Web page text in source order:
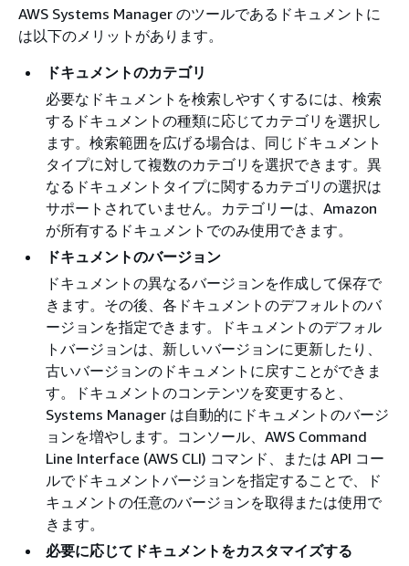
AWS Systems Manager のツールであるドキュメントに
は以下のメリットがあります。
ドキュメントのカテゴリ
必要なドキュメントを検索しやすくするには、検索
するドキュメントの種類に応じてカテゴリを選択し
ます。検索範囲を広げる場合は、同じドキュメント
タイプに対して複数のカテゴリを選択できます。異
なるドキュメントタイプに関するカテゴリの選択は
サポートされていません。カテゴリーは、Amazon
が所有するドキュメントでのみ使用できます。
ドキュメントのバージョン
ドキュメントの異なるバージョンを作成して保存で
きます。その後、各ドキュメントのデフォルトのバ
ージョンを指定できます。ドキュメントのデフォル
トバージョンは、新しいバージョンに更新したり、
古いバージョンのドキュメントに戻すことができま
す。ドキュメントのコンテンツを変更すると、
Systems Manager は自動的にドキュメントのバージ
ョンを増やします。コンソール、AWS Command
Line Interface (AWS CLI) コマンド、または API コー
ルでドキュメントバージョンを指定することで、ド
キュメントの任意のバージョンを取得または使用で
きます。
必要に応じてドキュメントをカスタマイズする